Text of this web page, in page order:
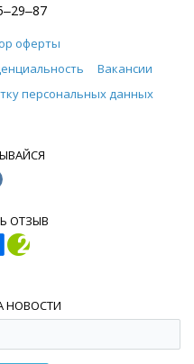
оферты
Вакансии
персональных данных
ОТЗЫВ
НОВОСТИ